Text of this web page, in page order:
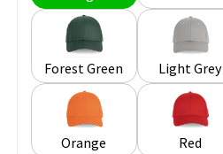
Forest Green Light Grey
Orange Red